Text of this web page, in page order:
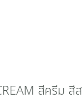
สีครีม สี